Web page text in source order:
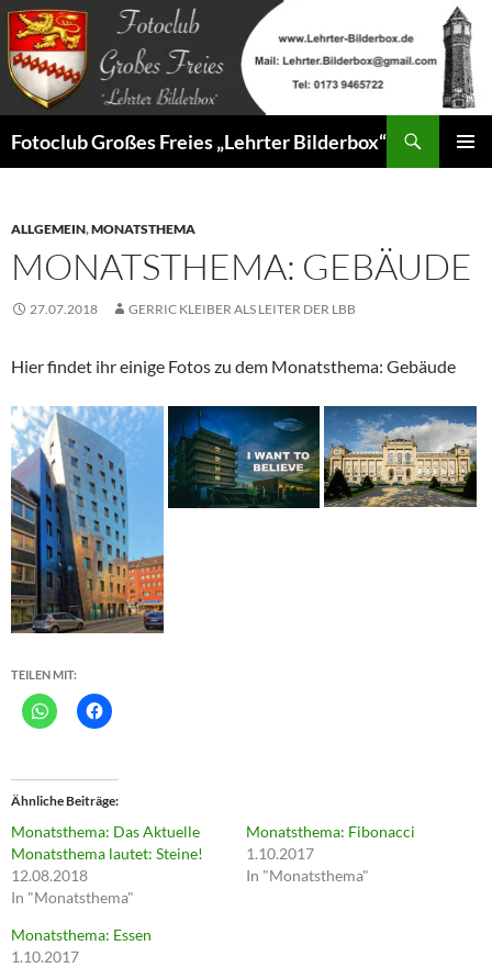
Zum
Inhalt
springen
Fotoclub Großes Freies „Lehrter Bilderbox“
ALLGEMEIN,MONATSTHEMA
MONATSTHEMA: GEBÄUDE
27.07.2018 GERRIC KLEIBER ALS LEITER DER LBB
Hier findet ihr einige Fotos zu dem Monatsthema: Gebäude
TEILEN MIT:
Ähnliche Beiträge
Monatsthema: Das Aktuelle
Monatsthema lautet: Steine!
12.08.2018
In "Monatsthema"
Monatsthema: Fibonacci
1.10.2017
In "Monatsthema"
Monatsthema: Essen
1.10.2017